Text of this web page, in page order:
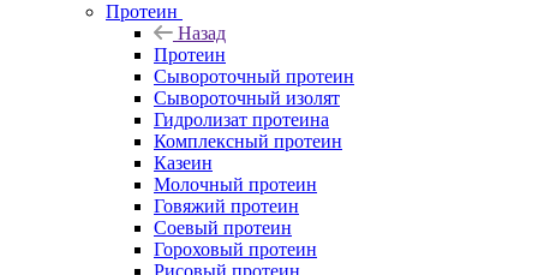
Протеин
Назад
Протеин
Сывороточный протеин
Сывороточный изолят
Гидролизат протеина
Комплексный протеин
Казеин
Молочный протеин
Говяжий протеин
Соевый протеин
Гороховый протеин
Рисовый протеин